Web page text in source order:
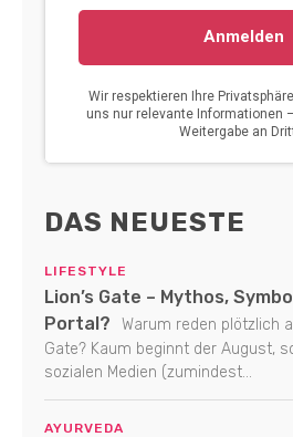
DAS NEUESTE
LIFESTYLE
Lion’s Gate – Mythos,
Portal?
Warum reden plötzlich
Gate? Kaum beginnt der August,
sozialen Medien (zumindest...
AYURVEDA